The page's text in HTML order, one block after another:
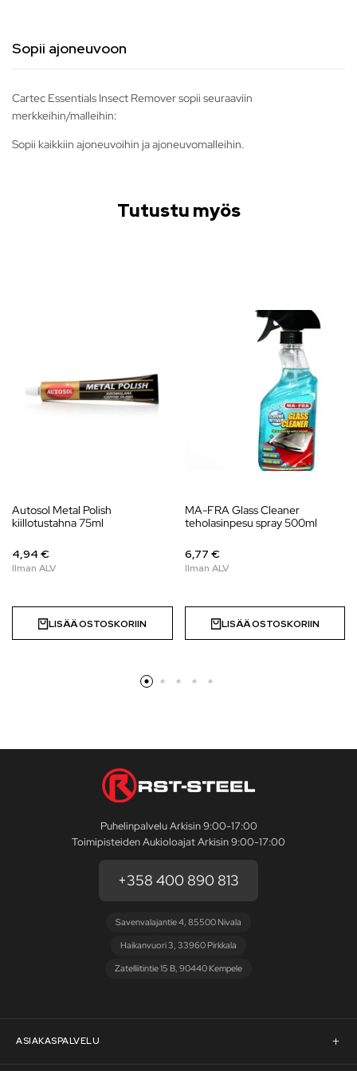
Sopii ajoneuvoon
Cartec Essentials Insect Remover sopii seuraaviin
merkkeihin/malleihin:
Sopii kaikkiin ajoneuvoihin ja ajoneuvomalleihin.
Tutustu myös
Autosol Metal Polish
kiillotustahna 75ml
4,94 €
LISÄÄ OSTOSKORIIN
MA-FRA Glass Cleaner
teholasinpesu spray 500ml
6,77 €
LISÄÄ OSTOSKORIIN
Puhelinpalvelu Arkisin 9:00-17:00
Toimipisteiden Aukioloajat Arkisin 9:00-17:00
+358 400 890 813
Savenvalajantie 4, 85500 Nivala
Haikanvuori 3, 33960 Pirkkala
Zatelliitintie 15 B, 90440 Kempele
ASIAKASPALVELU